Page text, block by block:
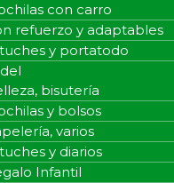
con carro
refuerzo y adaptables
y portatodo
bisutería
y bolsos
varios
y diarios
Infantil